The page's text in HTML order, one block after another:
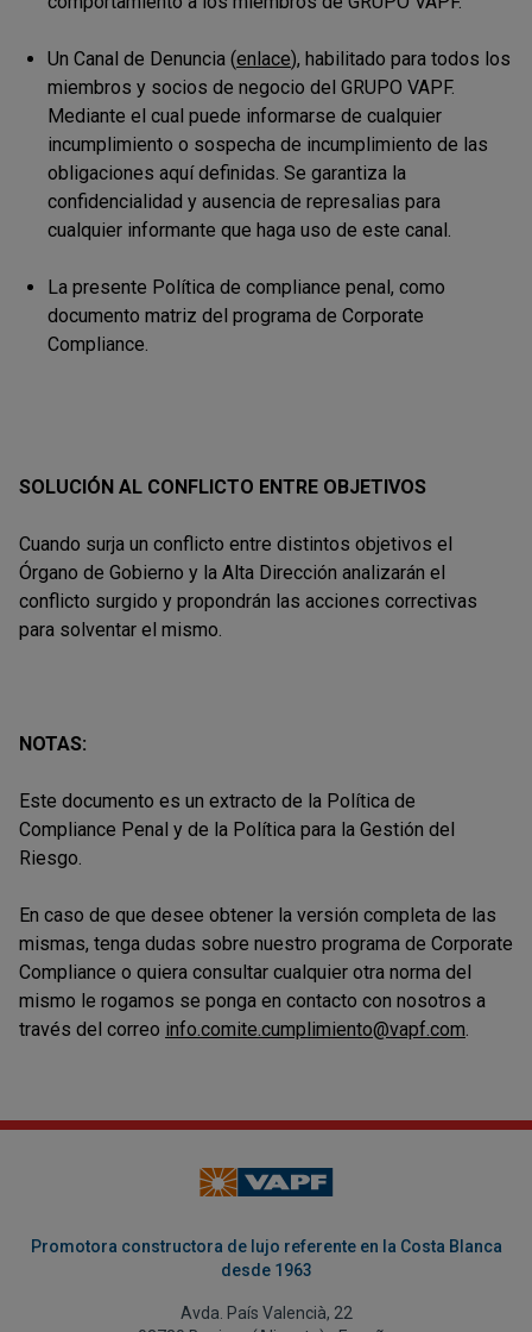
Un Canal de Denuncia (enlace), habilitado para todos los
miembros y socios de negocio del GRUPO VAPF.
Mediante el cual puede informarse de cualquier
incumplimiento o sospecha de incumplimiento de las
obligaciones aquí definidas. Se garantiza la
confidencialidad y ausencia de represalias para
cualquier informante que haga uso de este canal.
La presente Política de compliance penal, como
documento matriz del programa de Corporate
Compliance.
SOLUCIÓN AL CONFLICTO ENTRE OBJETIVOS
Cuando surja un conflicto entre distintos objetivos el
Órgano de Gobierno y la Alta Dirección analizarán el
conflicto surgido y propondrán las acciones correctivas
para solventar el mismo.
NOTAS:
Este documento es un extracto de la Política de
Compliance Penal y de la Política para la Gestión del
Riesgo.
En caso de que desee obtener la versión completa de las
mismas, tenga dudas sobre nuestro programa de Corporate
Compliance o quiera consultar cualquier otra norma del
mismo le rogamos se ponga en contacto con nosotros a
través del correo info.comite.cumplimiento@vapf.com.
Promotora constructora de lujo referente en la Costa Blanca
desde 1963
Avda. País Valencià, 22